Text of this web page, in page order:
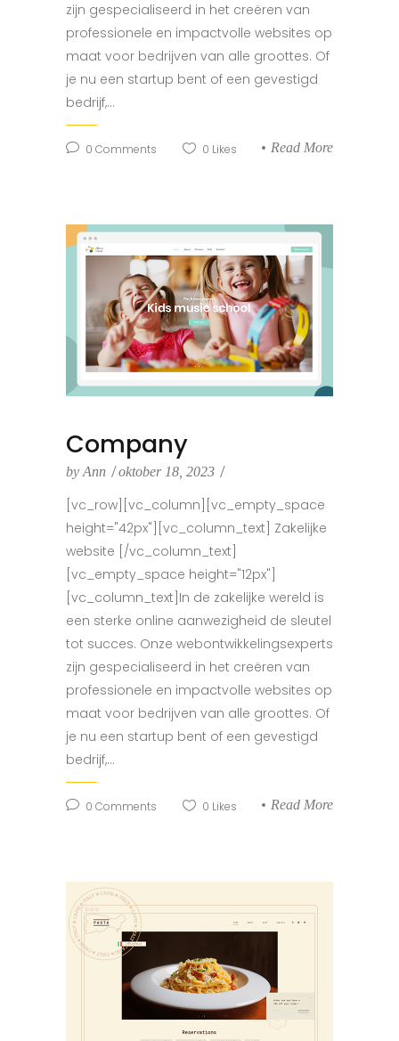
zijn gespecialiseerd in het creëren van
professionele en impactvolle websites op
maat voor bedrijven van alle groottes. Of
je nu een startup bent of een gevestigd
bedrijf,...
0 Comments 0 Likes Read More
Company
by Ann oktober 18, 2023
[vc_row][vc_column][vc_empty_space
height="42px"][vc_column_text] Zakelijke
website [/vc_column_text]
[vc_empty_space height="12px"]
[vc_column_text]In de zakelijke wereld is
een sterke online aanwezigheid de sleutel
tot succes. Onze webontwikkelingsexperts
zijn gespecialiseerd in het creëren van
professionele en impactvolle websites op
maat voor bedrijven van alle groottes. Of
je nu een startup bent of een gevestigd
bedrijf,...
0 Comments 0 Likes Read More